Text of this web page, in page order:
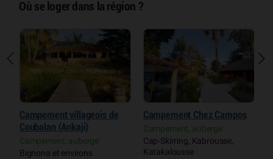
Où se loger dans la région ?
Campement villageois de
Coubalan (Ankaji)
Campement, auberge
Bignona et environs
Campement Chez Campos
Campement, auberge
Cap-Skirring, Kabrousse,
Katakalousse